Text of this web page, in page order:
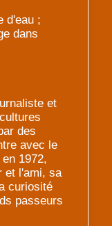
d'eau ;
dans
et
des
avec le
1972,
et l'ami, sa
curiosité
passeurs